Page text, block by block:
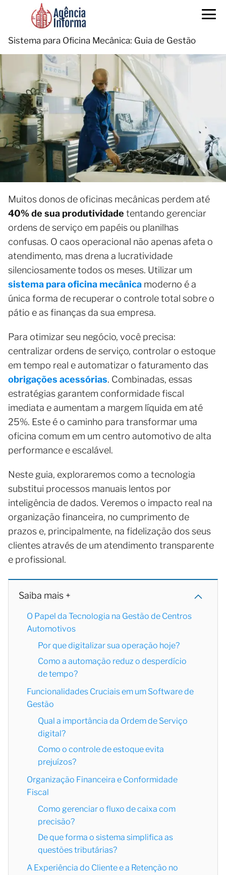
Sistema para Oficina Mecânica: Guia de Gestão
Muitos donos de oficinas mecânicas perdem até
40% de sua produtividade tentando gerenciar
ordens de serviço em papéis ou planilhas
confusas. O caos operacional não apenas afeta o
atendimento, mas drena a lucratividade
silenciosamente todos os meses. Utilizar um
sistema para oficina mecânica moderno é a
única forma de recuperar o controle total sobre o
pátio e as finanças da sua empresa.
Para otimizar seu negócio, você precisa:
centralizar ordens de serviço, controlar o estoque
em tempo real e automatizar o faturamento das
obrigações acessórias. Combinadas, essas
estratégias garantem conformidade fiscal
imediata e aumentam a margem líquida em até
25%. Este é o caminho para transformar uma
oficina comum em um centro automotivo de alta
performance e escalável.
Neste guia, exploraremos como a tecnologia
substitui processos manuais lentos por
inteligência de dados. Veremos o impacto real na
organização financeira, no cumprimento de
prazos e, principalmente, na fidelização dos seus
clientes através de um atendimento transparente
e profissional.
Saiba mais +
O Papel da Tecnologia na Gestão de Centros
Automotivos
Por que digitalizar sua operação hoje?
Como a automação reduz o desperdício
de tempo?
Funcionalidades Cruciais em um Software de
Gestão
Qual a importância da Ordem de Serviço
digital?
Como o controle de estoque evita
prejuízos?
Organização Financeira e Conformidade
Fiscal
Como gerenciar o fluxo de caixa com
precisão?
De que forma o sistema simplifica as
questões tributárias?
A Experiência do Cliente e a Retenção no